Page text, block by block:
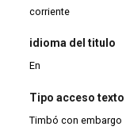
corriente
idioma del titulo
En
Tipo acceso
Timbó con embargo